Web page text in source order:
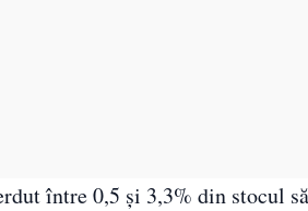
între 0,5 și 3,3% din stocul